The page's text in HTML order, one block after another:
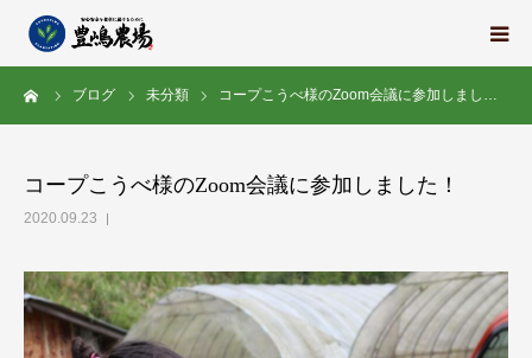
ブログ 未分類 コープこうべ様のZoom会議に参加しまし…
コープこうべ様のZoom会議に参加しました！
2020.09.23
豊嶋農場の想い
スタッフ紹介